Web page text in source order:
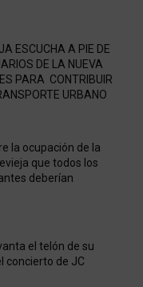
ESCUCHA A PIE DE
DE LA NUEVA
PARA CONTRIBUIR
URBANO
la ocupación de la
que todos los
deberían
el telón de su
concierto de JC